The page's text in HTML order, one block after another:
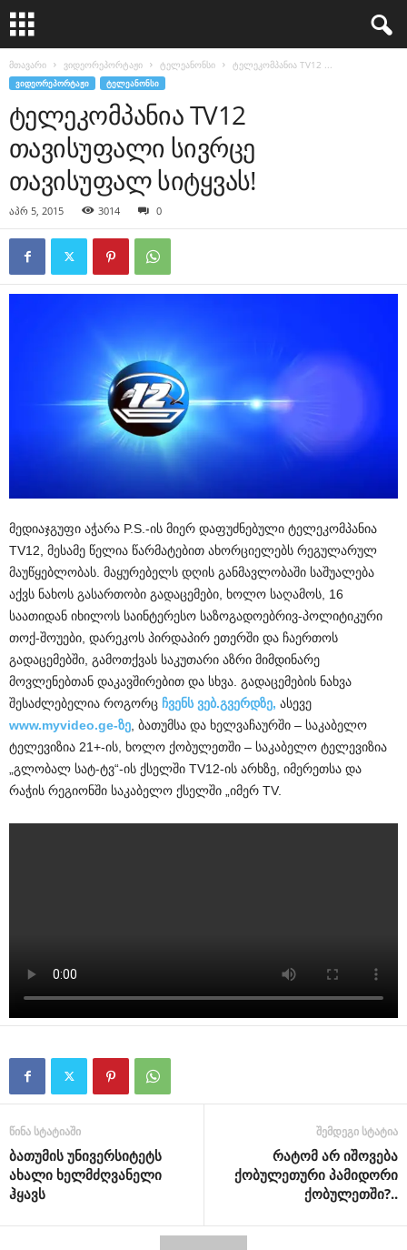
მთავარი ვიდეორეპორტაჟი ტელეანონსი ტელეკომპანია TV12 ...
ᲕᲘᲓᲔᲝᲠᲔᲞᲝᲠᲢᲐᲟᲘ ᲢᲔᲚᲔᲐᲜᲝᲜᲡᲘ
ტელეკომპანია TV12
თავისუფალი სივრცე
თავისუფალ სიტყვას!
აპრ 5, 2015 3014 0
მედიაჯგუფი აჭარა P.S.-ის მიერ დაფუძნებული ტელეკომპანია
TV12, მესამე წელია წარმატებით ახორციელებს რეგულარულ
მაუწყებლობას. მაყურებელს დღის განმავლობაში საშუალება
აქვს ნახოს გასართობი გადაცემები, ხოლო საღამოს, 16
საათიდან იხილოს საინტერესო საზოგადოებრივ-პოლიტიკური
თოქ-შოუები, დარეკოს პირდაპირ ეთერში და ჩაერთოს
გადაცემებში, გამოთქვას საკუთარი აზრი მიმდინარე
მოვლენებთან დაკავშირებით და სხვა. გადაცემების ნახვა
შესაძლებელია როგორც ჩვენს ვებ.გვერდზე, ასევე
www.myvideo.ge-ზე, ბათუმსა და ხელვაჩაურში – საკაბელო
ტელევიზია 21+-ის, ხოლო ქობულეთში – საკაბელო ტელევიზია
„გლობალ სატ-ტვ“-ის ქსელში TV12-ის არხზე, იმერეთსა და
რაჭის რეგიონში საკაბელო ქსელში „იმერ TV.
წინა სტატიაში
ბათუმის უნივერსიტეტს
ახალი ხელმძღვანელი
ჰყავს
შემდეგი სტატია
რატომ არ იშოვება
ქობულეთური პამიდორი
ქობულეთში?..